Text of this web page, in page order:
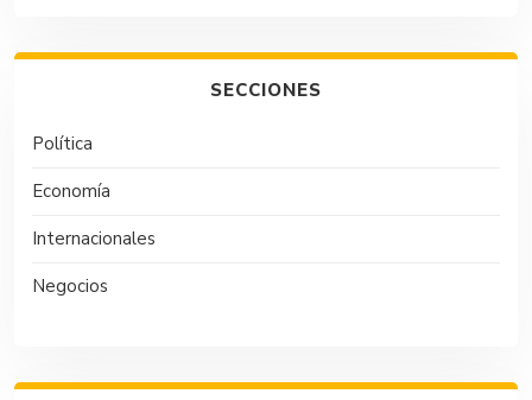
SECCIONES
Política
Economía
Internacionales
Negocios